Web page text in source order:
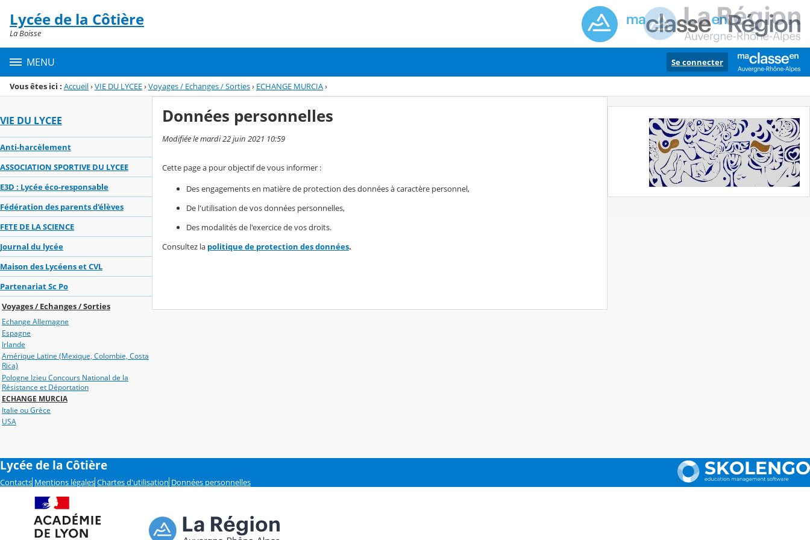
Menu de la rubrique
Contenu
Lycée de la Côtière
La Boisse
MENU Se connecter
Vous êtes ici : Accueil›VIE DU LYCEE›Voyages / Echanges / Sorties› ECHANGE MURCIA›
VIE DU LYCEE
Anti-harcèlement
ASSOCIATION SPORTIVE DU LYCEE
E3D : Lycée éco-responsable
Fédération des parents d'élèves
FETE DE LA SCIENCE
Journal du lycée
Maison des Lycéens et CVL
Partenariat Sc Po
Voyages / Echanges / Sorties
Echange Allemagne
Espagne
Irlande
Amérique Latine (Mexique, Colombie, Costa
Rica)
Pologne Izieu Concours National de la
Résistance et Déportation
ECHANGE MURCIA
Italie ou Grèce
USA
Données personnelles
Modifiée le mardi 22 juin 2021 10:59
Cette page a pour objectif de vous informer :
Des engagements en matière de protection des données à caractère personnel,
De l'utilisation de vos données personnelles,
Des modalités de l'exercice de vos droits.
Consultez la politique de protection des données.
Lycée de la Côtière
Contacts Mentions légales Chartes d'utilisation Données personnelles